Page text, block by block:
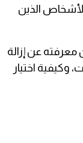
الذين
عن إزالة
وكيفية اختيار